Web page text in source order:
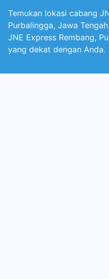
Temukan lokasi cabang
Purbalingga, Jawa
JNE Express Rembang,
yang dekat dengan Anda.